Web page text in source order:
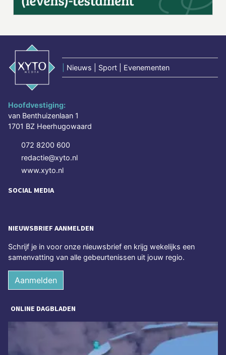
Nieuws | Sport | Evenementen
Hoofdvestiging:
van Benthuizenlaan 1
1701 BZ Heerhugowaard
072 8200 600
redactie@xyto.nl
www.xyto.nl
SOCIAL MEDIA
NIEUWSBRIEF AANMELDEN
Schrijf je in voor onze nieuwsbrief en krijg wekelijks een
samenvatting van alle gebeurtenissen uit jouw regio.
Aanmelden
ONLINE DAGBLADEN